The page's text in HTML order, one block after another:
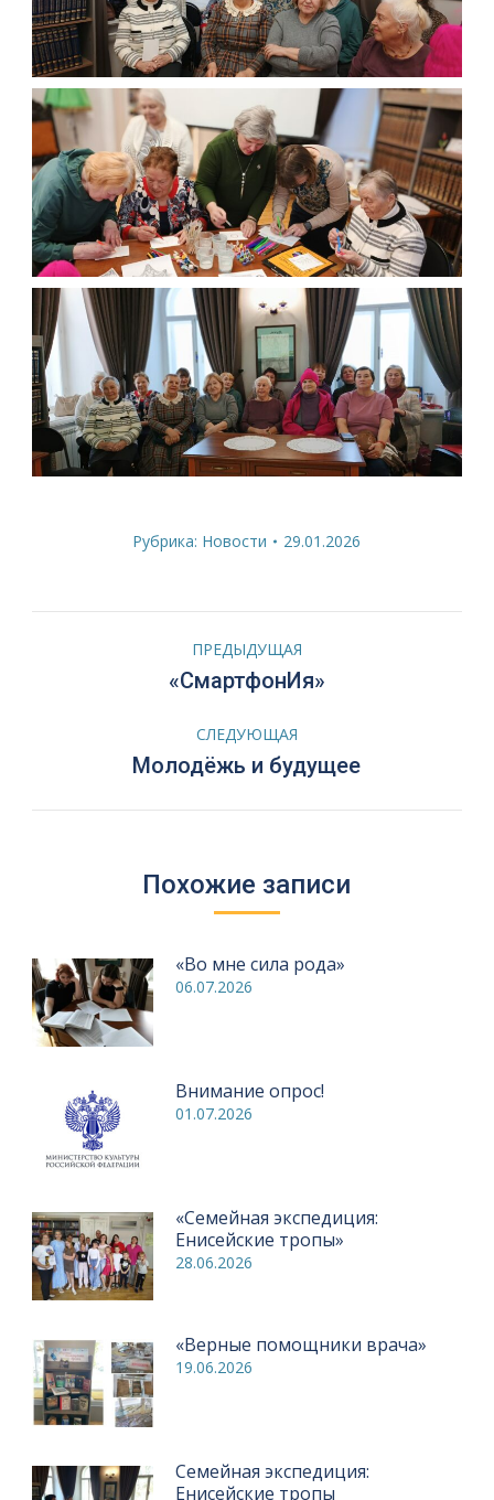
Рубрика: Новости 29.01.2026
НавигацияПРЕДЫДУЩАЯ
Предыдущая
запись:
«СмартфонИя»
СЛЕДУЮЩАЯ
Следующая
запись:
Молодёжь и будущее
Похожие записи
«Во мне сила рода»
06.07.2026
Внимание опрос!
01.07.2026
«Семейная экспедиция:
Енисейские тропы»
28.06.2026
«Верные помощники врача»
19.06.2026
Семейная экспедиция:
Енисейские тропы